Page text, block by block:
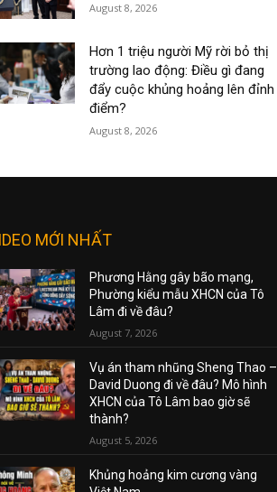
August 8, 2026
Hơn 1 triệu người Mỹ rời bỏ thị
trường lao động: Điều gì đang
đẩy cuộc khủng hoảng lên đỉnh
điểm?
August 8, 2026
MỚI NHẤT
Phương Hằng gây bão mạng,
Phường kiểu mẫu XHCN của Tô
Lâm đi về đâu?
August 7, 2026
Vụ án tham nhũng Sheng Thao –
David Duong đi về đâu? Mô hình
XHCN của Tô Lâm bao giờ sẽ
thành?
August 5, 2026
Khủng hoảng kim cương vàng